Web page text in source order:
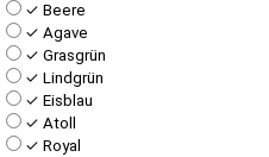
✓ Beere
✓ Agave
✓ Grasgrün
✓ Lindgrün
✓ Eisblau
✓ Atoll
✓ Royal